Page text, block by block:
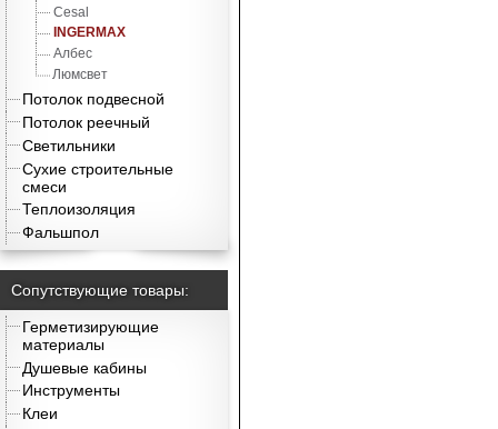
Cesal
INGERMAX
Албес
Люмсвет
Потолок подвесной
Потолок реечный
Светильники
Сухие строительные
смеси
Теплоизоляция
Фальшпол
Сопутствующие товары:
Герметизирующие
материалы
Душевые кабины
Инструменты
Клеи